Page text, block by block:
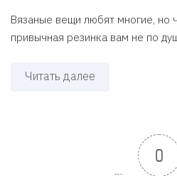
Вязаные вещи любят многие, но
привычная резинка вам не по
Читать далее
0